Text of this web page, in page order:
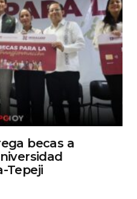
becas a
Tepeji